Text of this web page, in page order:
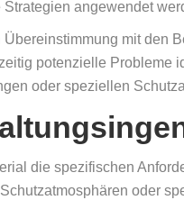
angewendet
mit den
potenzielle Probleme
oder speziellen
die spezifischen
oder